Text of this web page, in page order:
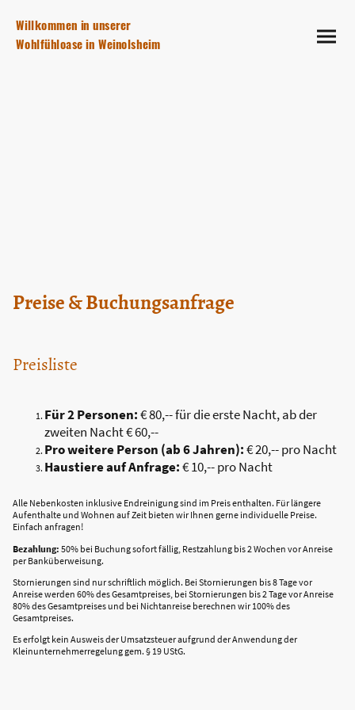
Willkommen in unserer
Wohlfühloase in Weinolsheim
Preise & Buchungsanfrage
Preisliste
Für 2 Personen:€ 80,-- für die erste Nacht, ab der
zweiten Nacht € 60,--
Pro weitere Person (ab 6 Jahren):€ 20,-- pro Nacht
Haustiere auf Anfrage:€ 10,-- pro Nacht
Alle Nebenkosten inklusive Endreinigung sind im Preis enthalten. Für längere
Aufenthalte und Wohnen auf Zeit bieten wir Ihnen gerne individuelle Preise.
Einfach anfragen!
Bezahlung: 50% bei Buchung sofort fällig, Restzahlung bis 2 Wochen vor Anreise
per Banküberweisung.
Stornierungen sind nur schriftlich möglich. Bei Stornierungen bis 8 Tage vor
Anreise werden 60% des Gesamtpreises, bei Stornierungen bis 2 Tage vor Anreise
80% des Gesamtpreises und bei Nichtanreise berechnen wir 100% des
Gesamtpreises.
Es erfolgt kein Ausweis der Umsatzsteuer aufgrund der Anwendung der
Kleinunternehmerregelung gem. § 19 UStG.